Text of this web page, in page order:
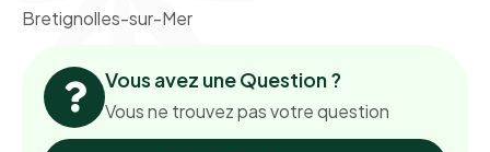
Bretignolles-sur-Mer
Vous avez une Question ?
Vous ne trouvez pas votre question